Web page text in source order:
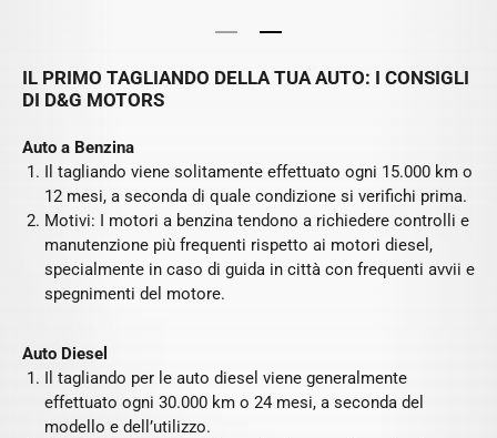
IL PRIMO TAGLIANDO DELLA TUA AUTO: I CONSIGLI
DI D&G MOTORS
Auto a Benzina
Il tagliando viene solitamente effettuato ogni 15.000 km o
12 mesi, a seconda di quale condizione si verifichi prima.
Motivi: I motori a benzina tendono a richiedere controlli e
manutenzione più frequenti rispetto ai motori diesel,
specialmente in caso di guida in città con frequenti avvii e
spegnimenti del motore.
Auto Diesel
Il tagliando per le auto diesel viene generalmente
effettuato ogni 30.000 km o 24 mesi, a seconda del
modello e dell’utilizzo.